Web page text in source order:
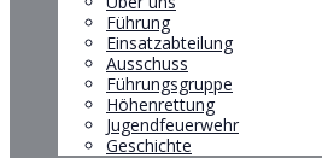
Führung
Einsatzabteilung
Ausschuss
Führungsgruppe
Höhenrettung
Jugendfeuerwehr
Geschichte